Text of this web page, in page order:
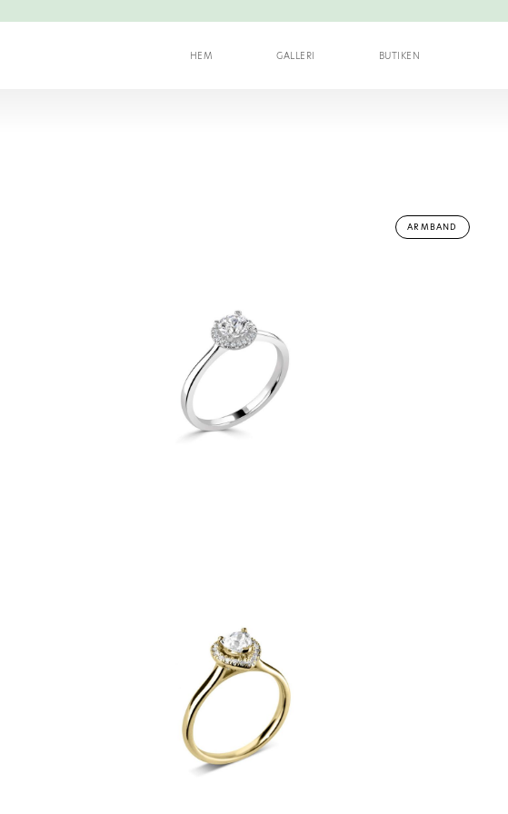
HEM GALLERI BUTIKEN
ARMBAND